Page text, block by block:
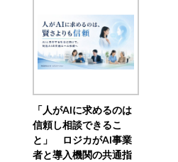
「人がAIに求めるのは
信頼し相談できるこ
と」 ロジカがAI事業
者と導入機関の共通指